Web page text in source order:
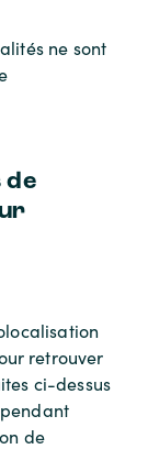
ne sont
de
retrouver
ci-dessus
de